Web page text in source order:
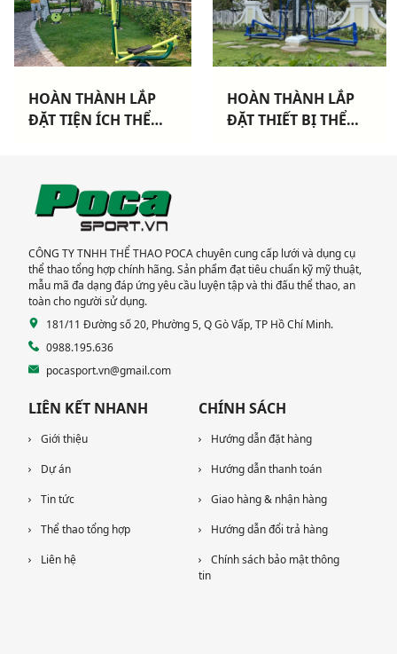
HOÀN THÀNH LẮP
ĐẶT TIỆN ÍCH THỂ
HOÀN THÀNH LẮP
ĐẶT THIẾT BỊ THỂ
CÔNG TY TNHH THỂ THAO POCA chuyên cung cấp lưới và dụng cụ
thể thao tổng hợp chính hãng. Sản phẩm đạt tiêu chuẩn kỹ mỹ thuật,
mẫu mã đa dạng đáp ứng yêu cầu luyện tập và thi đấu thể thao, an
toàn cho người sử dụng.
181/11 Đường số 20, Phường 5, Q Gò Vấp, TP Hồ Chí Minh.
0988.195.636
pocasport.vn@gmail.com
LIÊN KẾT NHANH
Giới thiệu
Dự án
Tin tức
Thể thao tổng hợp
Liên hệ
CHÍNH SÁCH
Hướng dẫn đặt hàng
Hướng dẫn thanh toán
Giao hàng & nhận hàng
Hướng dẫn đổi trả hàng
Chính sách bảo mật thông
tin